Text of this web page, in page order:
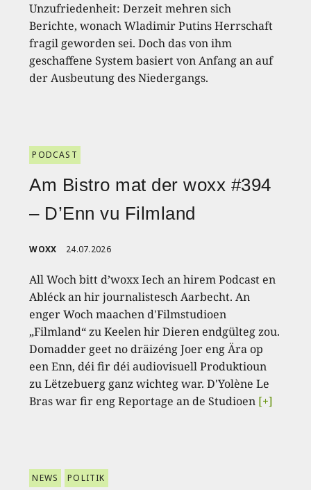
Unzufriedenheit: Derzeit mehren sich
Berichte, wonach Wladimir Putins Herrschaft
fragil geworden sei. Doch das von ihm
geschaffene System basiert von Anfang an auf
der Ausbeutung des Niedergangs.
PODCAST
Am Bistro mat der woxx #394
– D’Enn vu Filmland
WOXX 24.07.2026
All Woch bitt d’woxx Iech an hirem Podcast en
Abléck an hir journalistesch Aarbecht. An
enger Woch maachen d'Filmstudioen
„Filmland“ zu Keelen hir Dieren endgülteg zou.
Domadder geet no dräizéng Joer eng Ära op
een Enn, déi fir déi audiovisuell Produktioun
zu Lëtzebuerg ganz wichteg war. D'Yolène Le
Bras war fir eng Reportage an de Studioen [+]
NEWS POLITIK